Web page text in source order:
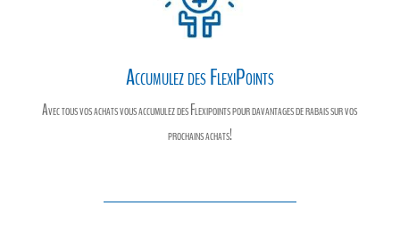
Accumulez des FlexiPoints
Avec tous vos achats vous accumulez des Flexipoints pour davantages de rabais sur vos
prochains achats!